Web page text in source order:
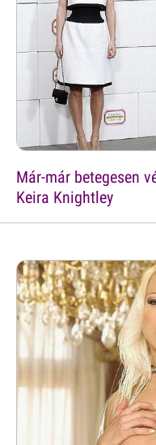
Már-már betegesen
Keira Knightley